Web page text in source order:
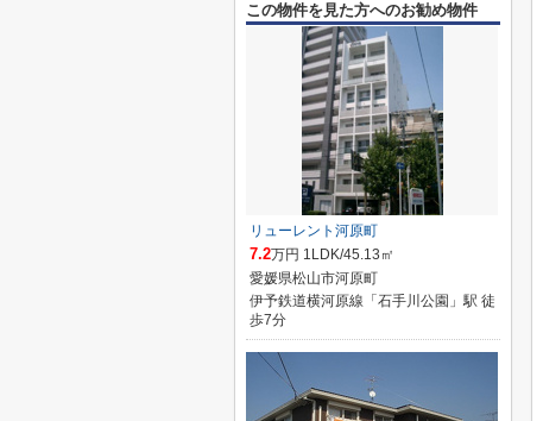
この物件を見た方へのお勧め物件
リューレント河原町
7.2万円 1LDK/45.13㎡
愛媛県松山市河原町
伊予鉄道横河原線「石手川公園」駅 徒
歩7分